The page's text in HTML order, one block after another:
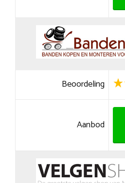
Beoordeling
Aanbod